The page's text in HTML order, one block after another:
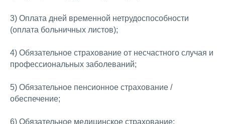
3) Оплата дней временной нетрудоспособности
(оплата больничных листов);
4) Обязательное страхование от несчастного случая и
профессиональных заболеваний;
5) Обязательное пенсионное страхование /
обеспечение;
6) Обязательное медицинское страхование;